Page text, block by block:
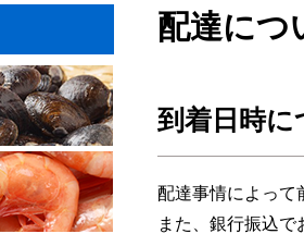
配達につ
到着日時に
配達事情によって
また、銀行振込で